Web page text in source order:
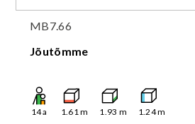
MB7.66
Jõutõmme
14a 1.61m 1.93 m 1.24m